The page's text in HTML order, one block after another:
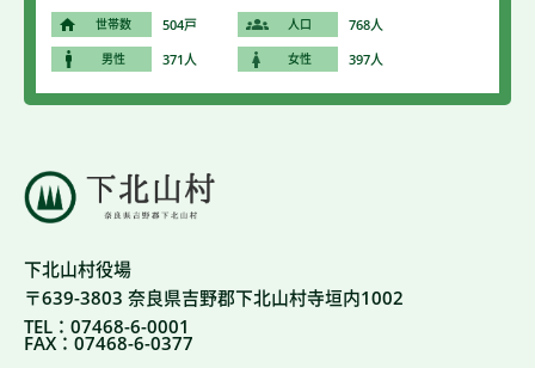
下北山村役場
〒639-3803 奈良県吉野郡下北山村寺垣内1002
TEL：07468-6-0001
FAX：07468-6-0377
世帯数 504戸 人口 768人
男性 371人 女性 397人